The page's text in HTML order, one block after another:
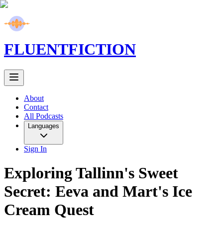
FLUENTFICTION
About
Contact
All Podcasts
Languages
Sign In
Exploring Tallinn's Sweet
Secret: Eeva and Mart's Ice
Cream Quest